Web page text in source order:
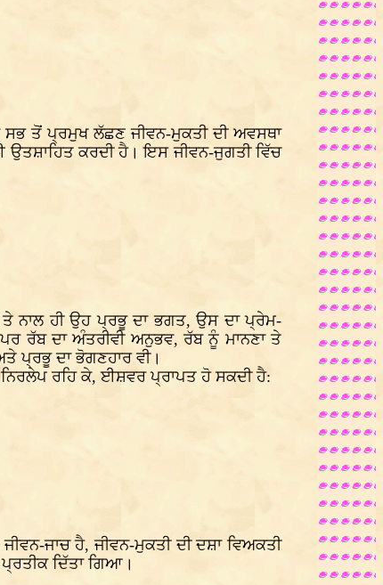
ਤੋਂ ਪ੍ਰਮੁਖ ਲੱਛਣ ਜੀਵਨ-ਮੁਕਤੀ ਦੀ ਅਵਸਥਾ
ਕਰਦੀ ਹੈ। ਇਸ ਜੀਵਨ-ਜੁਗਤੀ ਵਿੱਚ
ਨਾਲ ਹੀ ਉਹ ਪ੍ਰਭੂ ਦਾ ਭਗਤ, ਉਸ ਦਾ ਪ੍ਰੇਮ-
ਰੱਬ ਦਾ ਅੰਤਰੀਵੀ ਅਨੁਭਵ, ਰੱਬ ਨੂੰ ਮਾਨਣਾ ਤੇ
ਪ੍ਰਭੂ ਦਾ ਭੋਗਣਹਾਰ ਵੀ।
ਨਿਰਲੇਪ ਰਹਿ ਕੇ, ਈਸ਼ਵਰ ਪ੍ਰਾਪਤ ਹੋ ਸਕਦੀ ਹੈ:
ਜਾਚ ਹੈ, ਜੀਵਨ-ਮੁਕਤੀ ਦੀ ਦਸ਼ਾ ਵਿਅਕਤੀ
ਦਿੱਤਾ ਗਿਆ।